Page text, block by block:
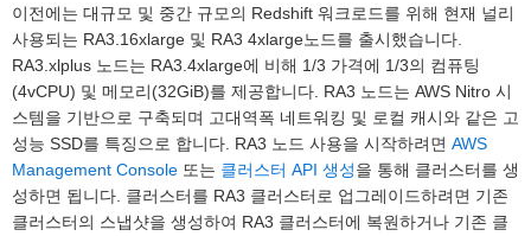
이전에는 대규모 및 중간 규모의 Redshift 워크로드를 위해 현재 널리
사용되는 RA3.16xlarge 및 RA3 4xlarge노드를 출시했습니다.
RA3.xlplus 노드는 RA3.4xlarge에 비해 1/3 가격에 1/3의 컴퓨팅
(4vCPU) 및 메모리(32GiB)를 제공합니다. RA3 노드는 AWS Nitro 시
스템을 기반으로 구축되며 고대역폭 네트워킹 및 로컬 캐시와 같은 고
성능 SSD를 특징으로 합니다. RA3 노드 사용을 시작하려면 AWS
Management Console 또는 클러스터 API 생성을 통해 클러스터를 생
성하면 됩니다. 클러스터를 RA3 클러스터로 업그레이드하려면 기존
클러스터의 스냅샷을 생성하여 RA3 클러스터에 복원하거나 기존 클